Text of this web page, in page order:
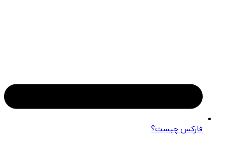
فارکس چیست؟